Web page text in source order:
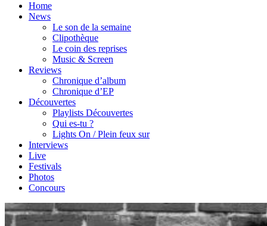
Home
News
Le son de la semaine
Clipothèque
Le coin des reprises
Music & Screen
Reviews
Chronique d’album
Chronique d’EP
Découvertes
Playlists Découvertes
Qui es-tu ?
Lights On / Plein feux sur
Interviews
Live
Festivals
Photos
Concours